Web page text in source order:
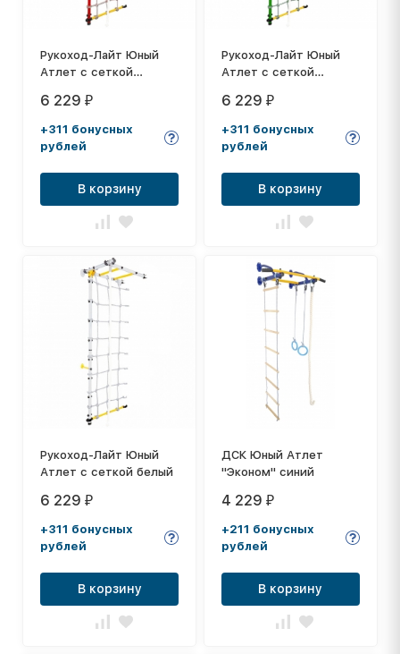
Рукоход-Лайт Юный
Атлет с сеткой
6 229₽
+311 бонусных
рублей
В корзину
Рукоход-Лайт Юный
Атлет с сеткой
6 229₽
+311 бонусных
рублей
В корзину
Рукоход-Лайт Юный
Атлет с сеткой белый
6 229₽
+311 бонусных
рублей
В корзину
ДСК Юный Атлет
"Эконом" синий
4 229₽
+211 бонусных
рублей
В корзину